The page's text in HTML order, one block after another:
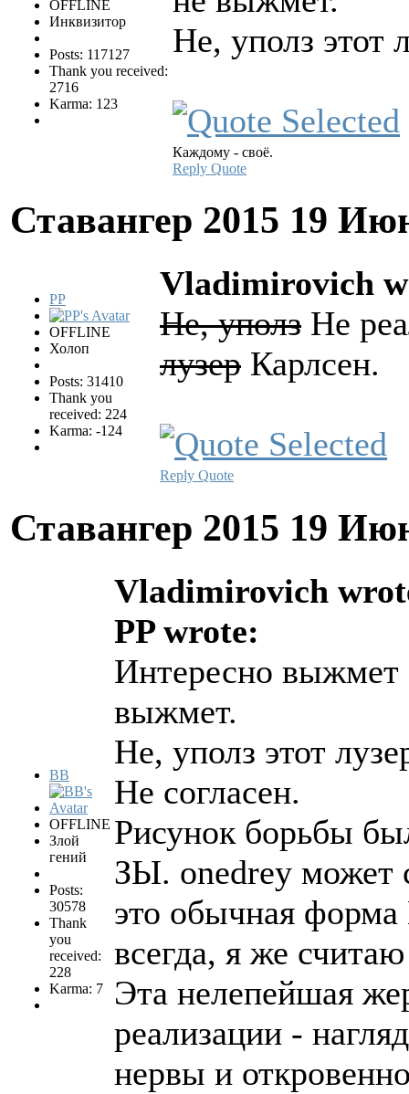
OFFLINE
Инквизитор
Posts: 117127
Thank you received:
2716
Karma: 123
Не, уполз этот
Каждому - своё.
Reply Quote
Ставангер 2015 19
PP
OFFLINE
Холоп
Posts: 31410
Thank you
received: 224
Karma: -124
Vladimirovich
Не, уполз Не
лузер Карлсен.
Reply Quote
Ставангер 2015 19
BB
OFFLINE
Злой
гений
Posts:
30578
Thank
you
received:
228
Karma: 7
Vladimirovich
PP wrote:
Интересно выжмет
выжмет.
Не, уполз этот
Не согласен.
Рисунок борьбы
ЗЫ. onedrey может
это обычная форма
всегда, я же
Эта нелепейшая
реализации -
нервы и